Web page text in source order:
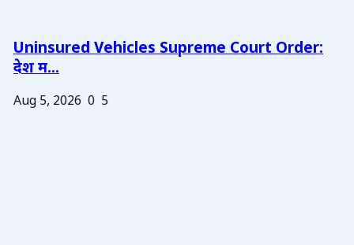
Uninsured Vehicles Supreme Court Order:
देश म...
Aug 5, 2026 0 5